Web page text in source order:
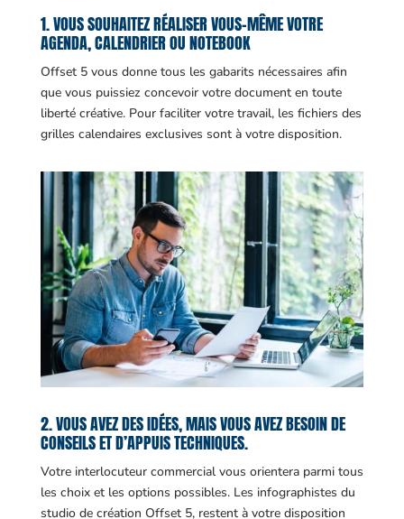
1. VOUS SOUHAITEZ RÉALISER VOUS-MÊME VOTRE
AGENDA, CALENDRIER OU NOTEBOOK
Offset 5 vous donne tous les gabarits nécessaires afin
que vous puissiez concevoir votre document en toute
liberté créative. Pour faciliter votre travail, les fichiers des
grilles calendaires exclusives sont à votre disposition.
2. VOUS AVEZ DES IDÉES, MAIS VOUS AVEZ BESOIN DE
CONSEILS ET D’APPUIS TECHNIQUES.
Votre interlocuteur commercial vous orientera parmi tous
les choix et les options possibles. Les infographistes du
studio de création Offset 5, restent à votre disposition